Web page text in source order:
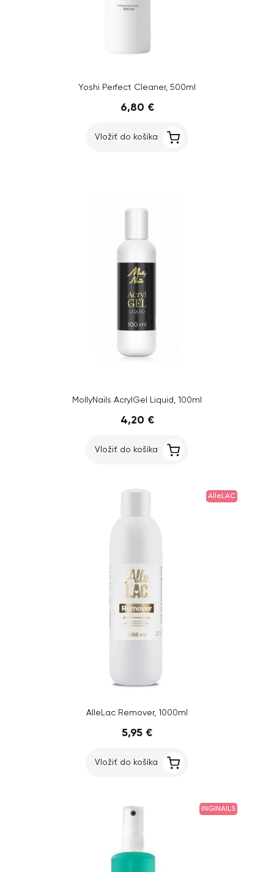
Yoshi Perfect Cleaner, 500ml
6,80 €
Vložiť do košíka
MollyNails AcrylGel Liquid, 100ml
4,20 €
Vložiť do košíka
AlleLAC
AlleLac Remover, 1000ml
5,95 €
Vložiť do košíka
INGINAILS